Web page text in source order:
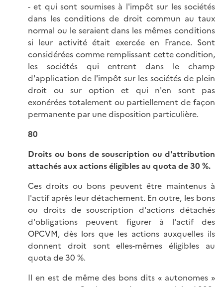
- et qui sont soumises à l'impôt sur les sociétés
dans les conditions de droit commun au taux
normal ou le seraient dans les mêmes conditions
si leur activité était exercée en France. Sont
considérées comme remplissant cette condition,
les sociétés qui entrent dans le champ
d'application de l'impôt sur les sociétés de plein
droit ou sur option et qui n'en sont pas
exonérées totalement ou partiellement de façon
permanente par une disposition particulière.
80
Droits ou bons de souscription ou d'attribution
attachés aux actions éligibles au quota de 30 %.
Ces droits ou bons peuvent être maintenus à
l'actif après leur détachement. En outre, les bons
ou droits de souscription d'actions détachés
d'obligations peuvent figurer à l'actif des
OPCVM, dès lors que les actions auxquelles ils
donnent droit sont elles-mêmes éligibles au
quota de 30 %.
Il en est de même des bons dits « autonomes »